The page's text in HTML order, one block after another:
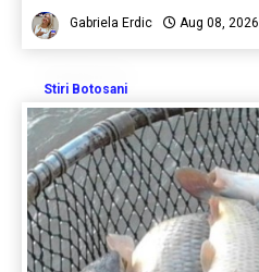
Gabriela Erdic Aug 08, 2026
Stiri Botosani